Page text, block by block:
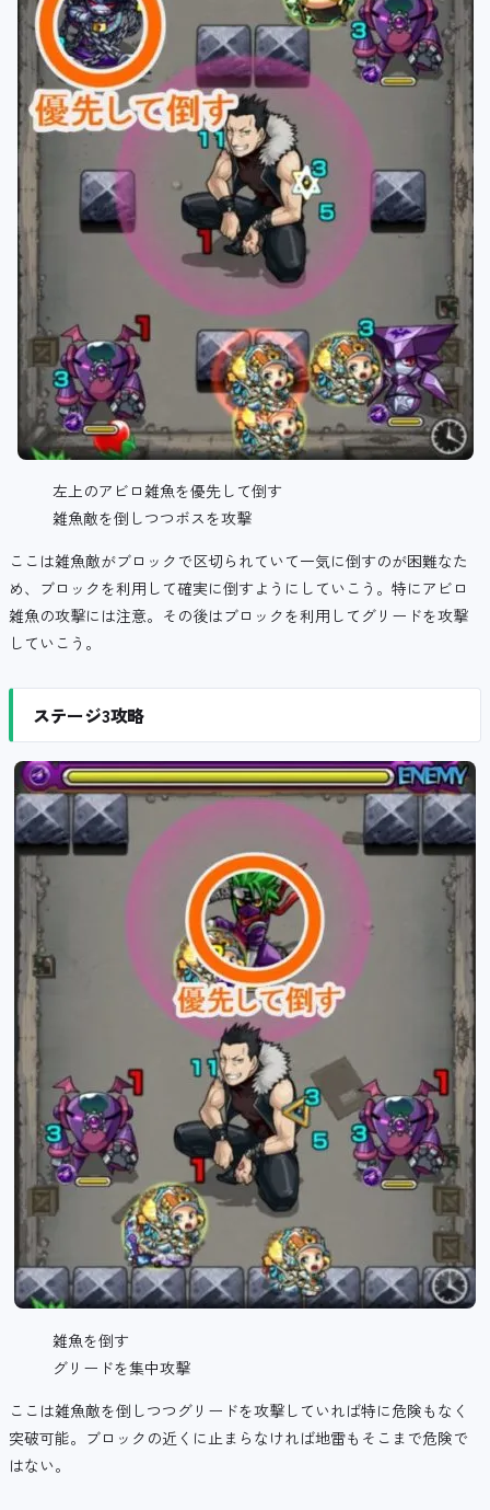
左上のアビロ雑魚を優先して倒す
雑魚敵を倒しつつボスを攻撃
ここは雑魚敵がブロックで区切られていて一気に倒すのが困難なた
め、ブロックを利用して確実に倒すようにしていこう。特にアビロ
雑魚の攻撃には注意。その後はブロックを利用してグリードを攻撃
していこう。
ステージ3攻略
雑魚を倒す
グリードを集中攻撃
ここは雑魚敵を倒しつつグリードを攻撃していれば特に危険もなく
突破可能。ブロックの近くに止まらなければ地雷もそこまで危険で
はない。